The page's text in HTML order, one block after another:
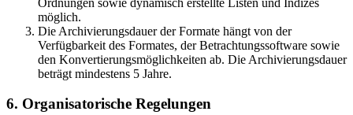
möglich.
Die Archivierungsdauer der Formate hängt von der
Verfügbarkeit des Formates, der Betrachtungssoftware sowie
den Konvertierungsmöglichkeiten ab. Die Archivierungsdauer
beträgt mindestens 5 Jahre.
6. Organisatorische Regelungen